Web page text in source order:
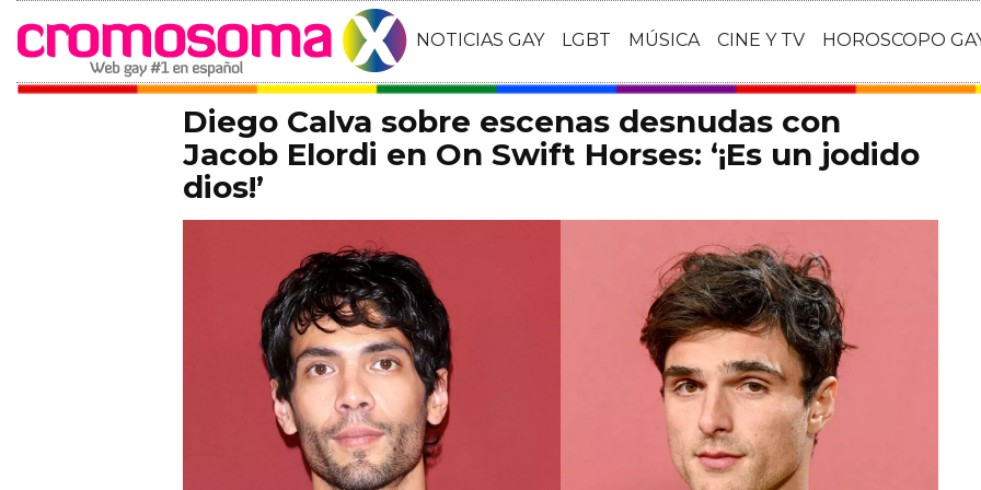
NOTICIAS GAY LGBT MÚSICA CINE Y TV HOROSCOPO
Diego Calva sobre escenas desnudas con
Jacob Elordi en On Swift Horses: ‘¡Es un jodido
dios!’